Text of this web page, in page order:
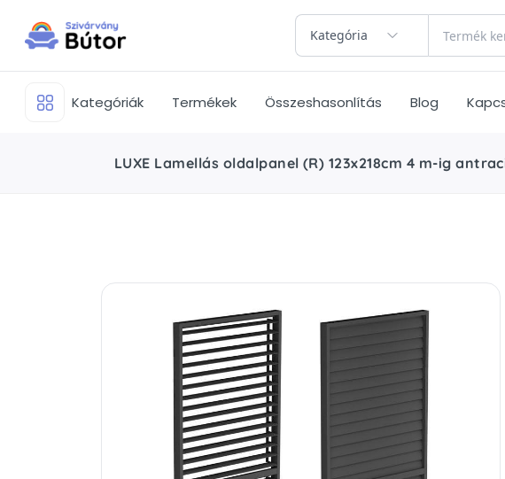
Kategória
Kategóriák Termékek Összeshasonlítás Blog
LUXE Lamellás oldalpanel (R) 123x218cm 4 m-ig